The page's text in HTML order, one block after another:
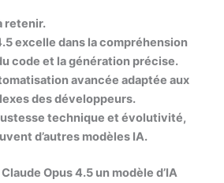
retenir.
excelle dans la compréhension
code et la génération précise.
avancée adaptée aux
des développeurs.
technique et évolutivité,
d’autres modèles IA.
Opus 4.5 un modèle d’IA